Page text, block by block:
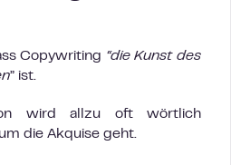
Copywriting “die Kunst des
” ist.
wird allzu oft wörtlich
die Akquise geht.